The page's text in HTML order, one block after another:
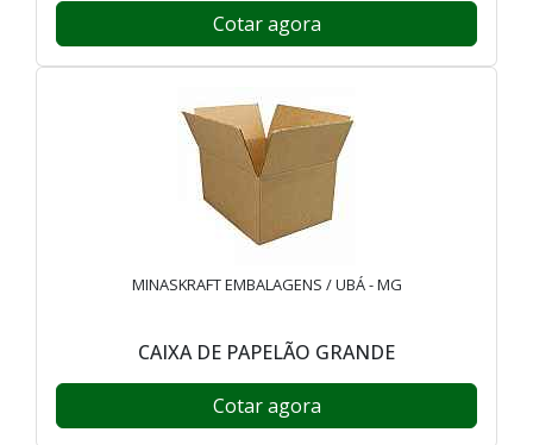
Cotar agora
MINASKRAFT EMBALAGENS / UBÁ - MG
CAIXA DE PAPELÃO GRANDE
Cotar agora